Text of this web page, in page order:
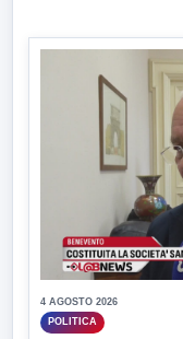
4 AGOSTO 2026
POLITICA